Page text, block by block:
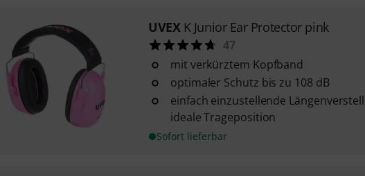
UVEX K Junior Ear Protector pink
47
mit verkürztem Kopfband
optimaler Schutz bis zu 108 dB
einfach einzustellende
ideale Trageposition
Sofort lieferbar